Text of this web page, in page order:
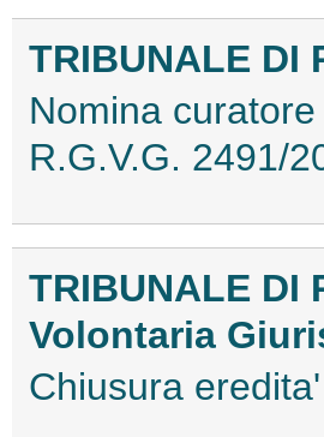
TRIBUNALE DI
Nomina
R.G.V.G. 2491/
TRIBUNALE DI
Volontaria
Chiusura